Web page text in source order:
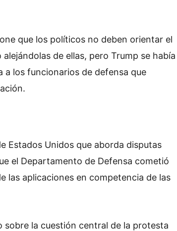
que los políticos no deben orientar el
de ellas, pero Trump se había
a los funcionarios de defensa que
Estados Unidos que aborda disputas
el Departamento de Defensa cometió
las aplicaciones en competencia de las
la cuestión central de la protesta